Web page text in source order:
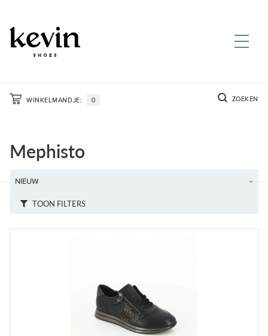
WINKELMANDJE: 0 ZOEKEN
Mephisto
TOON FILTERS